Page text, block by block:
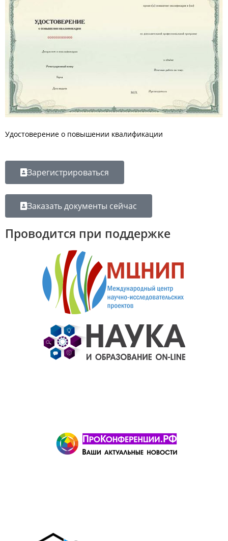
Удостоверение о повышении квалификации
Зарегистрироваться
Заказать документы сейчас
Проводится при поддержке